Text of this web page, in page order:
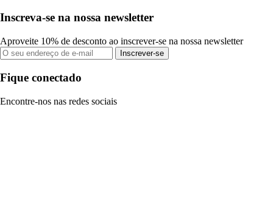
Inscreva-se na nossa newsletter
Aproveite 10% de desconto ao inscrever-se na nossa newsletter
Inscrever-se
Fique conectado
Encontre-nos nas redes sociais